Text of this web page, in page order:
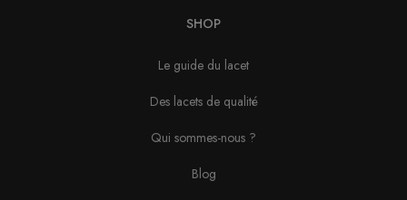
SHOP
Le guide du lacet
Des lacets de qualité
Qui sommes-nous ?
Blog